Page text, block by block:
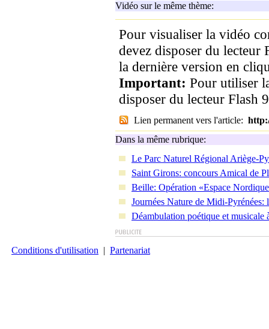
Vidéo sur le même thème:
Pour visualiser la vidéo
devez disposer du lecteur
la dernière version en
Important: Pour utiliser
disposer du lecteur Flash
Lien permanent vers l'article:
Dans la même rubrique:
Le Parc Naturel Régional Ariège-
Saint Girons: concours Amical de
Beille: Opération «Espace
Journées Nature de Midi-Pyrénées:
Déambulation poétique et
Conditions d'utilisation | Partenariat